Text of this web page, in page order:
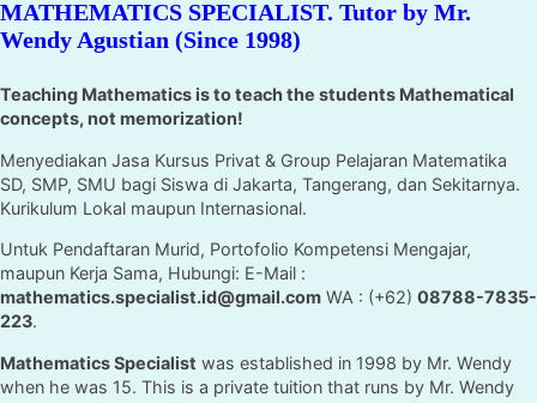
MATHEMATICS SPECIALIST. Tutor by Mr.
Wendy Agustian (Since 1998)
Teaching Mathematics is to teach the students Mathematical
concepts, not memorization!
Menyediakan Jasa Kursus Privat & Group Pelajaran Matematika
SD, SMP, SMU bagi Siswa di Jakarta, Tangerang, dan Sekitarnya.
Kurikulum Lokal maupun Internasional.
Untuk Pendaftaran Murid, Portofolio Kompetensi Mengajar,
maupun Kerja Sama, Hubungi: E-Mail :
mathematics.specialist.id@gmail.com WA : (+62) 08788-7835-
223.
Mathematics Specialist was established in 1998 by Mr. Wendy
when he was 15. This is a private tuition that runs by Mr. Wendy